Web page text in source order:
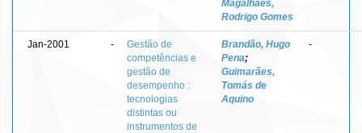
Magalhães,
Rodrigo Gomes
Jan-2001 -
Gestão de
competências e
gestão de
desempenho :
tecnologias
distintas ou
instrumentos de
Brandão, Hugo
Pena;
Guimarães,
Tomás de
Aquino
-